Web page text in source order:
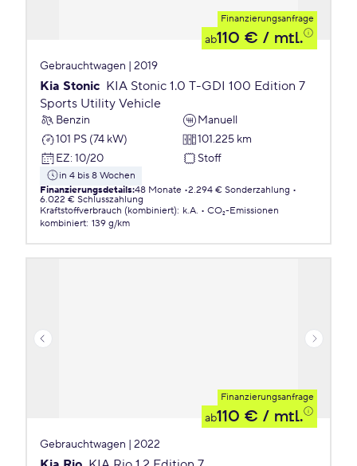
Finanzierungsanfrage
ab110 € / mtl.
Gebrauchtwagen | 2019
Kia Stonic KIA Stonic 1.0 T-GDI 100 Edition 7
Sports Utility Vehicle
Benzin
Manuell
101 PS (74 kW)
101.225 km
EZ: 10/20 Stoff
in 4 bis 8 Wochen
Finanzierungsdetails:48 Monate 2.294 € Sonderzahlung
6.022 € Schlusszahlung
Kraftstoffverbrauch (kombiniert): k.A.
CO₂-Emissionen
kombiniert: 139 g/km
Finanzierungsanfrage
ab110 € / mtl.
Gebrauchtwagen | 2022